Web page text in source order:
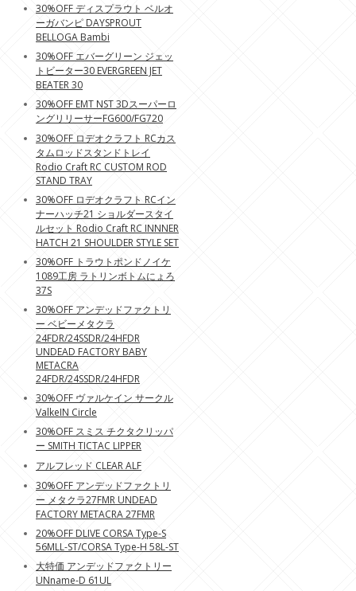
30%OFF ディスプラウト ベルオ
ーガバンピ DAYSPROUT
BELLOGA Bambi
30%OFF エバーグリーン ジェッ
トビーター30 EVERGREEN JET
BEATER 30
30%OFF EMT NST 3Dスーパーロ
ングリリーサーFG600/FG720
30%OFF ロデオクラフト RCカス
タムロッドスタンドトレイ
Rodio Craft RC CUSTOM ROD
STAND TRAY
30%OFF ロデオクラフト RCイン
ナーハッチ21 ショルダースタイ
ルセット Rodio Craft RC INNNER
HATCH 21 SHOULDER STYLE SET
30%OFF トラウトポンドノイケ
1089工房 ラトリンボトムにょろ
37S
30%OFF アンデッドファクトリ
ー ベビーメタクラ
24FDR/24SSDR/24HFDR
UNDEAD FACTORY BABY
METACRA
24FDR/24SSDR/24HFDR
30%OFF ヴァルケイン サークル
ValkeIN Circle
30%OFF スミス チクタクリッパ
ー SMITH TICTAC LIPPER
アルフレッド CLEAR ALF
30%OFF アンデッドファクトリ
ー メタクラ27FMR UNDEAD
FACTORY METACRA 27FMR
20%OFF DLIVE CORSA Type-S
56MLL-ST/CORSA Type-H 58L-ST
大特価 アンデッドファクトリー
UNname-D 61UL